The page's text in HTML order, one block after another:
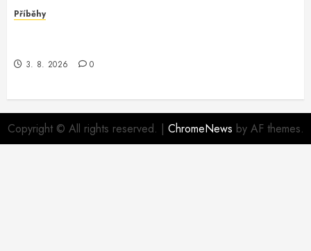
Příběhy
3. 8. 2026 0
Copyright © All rights reserved. | ChromeNews by AF themes.